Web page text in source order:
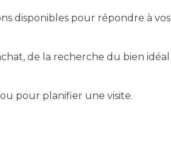
disponibles pour répondre à vos
de la recherche du bien idéal
pour planifier une visite.